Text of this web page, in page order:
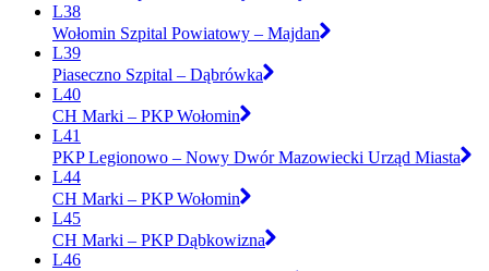
L38
Wołomin Szpital Powiatowy – Majdan
L39
Piaseczno Szpital – Dąbrówka
L40
CH Marki – PKP Wołomin
L41
PKP Legionowo – Nowy Dwór Mazowiecki Urząd Miasta
L44
CH Marki – PKP Wołomin
L45
CH Marki – PKP Dąbkowizna
L46